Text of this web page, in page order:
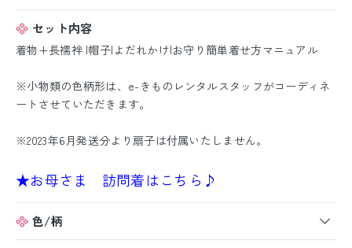
セット内容
着物+長襦袢 |帽子|よだれかけ|お守り簡単着せ方マニュアル
※小物類の色柄形は、e-きものレンタルスタッフがコーディネ
ートさせていただきます。
※2023年6月発送分より扇子は付属いたしません。
★お母さま 訪問着はこちら♪
色/柄